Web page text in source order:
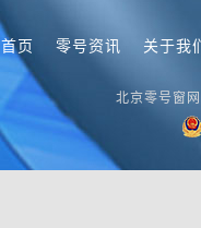
首页 零号资讯 关于我
北京零号窗